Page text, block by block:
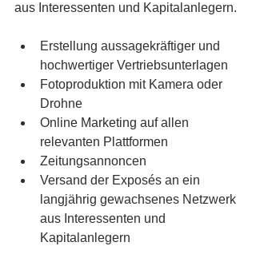
aus Interessenten und Kapitalanlegern.
Erstellung aussagekräftiger und
hochwertiger Vertriebsunterlagen
Fotoproduktion mit Kamera oder
Drohne
Online Marketing auf allen
relevanten Plattformen
Zeitungsannoncen
Versand der Exposés an ein
langjährig gewachsenes Netzwerk
aus Interessenten und
Kapitalanlegern